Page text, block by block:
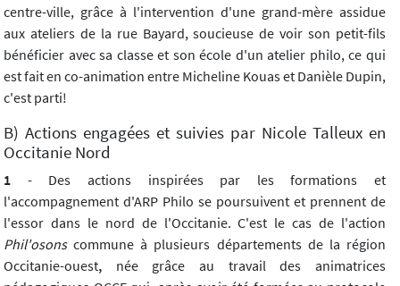
centre-ville, grâce à l'intervention d'une grand-mère assidue
aux ateliers de la rue Bayard, soucieuse de voir son petit-fils
bénéficier avec sa classe et son école d'un atelier philo, ce qui
est fait en co-animation entre Micheline Kouas et Danièle Dupin,
c'est parti!
B) Actions engagées et suivies par Nicole Talleux en
Occitanie Nord
1 - Des actions inspirées par les formations et
l'accompagnement d'ARP Philo se poursuivent et prennent de
l'essor dans le nord de l'Occitanie. C'est le cas de l'action
Phil'osonscommune à plusieurs départements de la région
Occitanie-ouest, née grâce au travail des animatrices